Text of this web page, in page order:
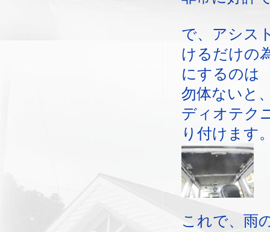
で、アシス
けるだけの
にするのは
勿体ないと
ディオテク
り付けます
これで、雨